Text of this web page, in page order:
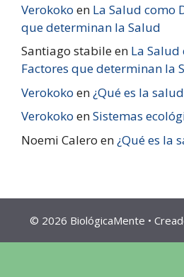
Verokoko en La Salud como
que determinan la Salud
Santiago stabileen La Salud
Factores que determinan la
Verokoko en¿Qué es la
Verokoko enSistemas
Noemi Calero en¿Qué es la
© 2026 BiológicaMente •